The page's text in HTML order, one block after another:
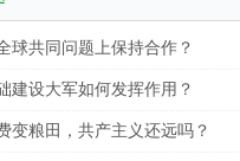
球共同问题上保持合作？
建设大军如何发挥作用？
变粮田，共产主义还远吗？